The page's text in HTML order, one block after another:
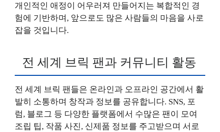
개인적인 애정이 어우러져 만들어지는 복합적인 경
험에 기반하며, 앞으로도 많은 사람들의 마음을 사로
잡을 것입니다.
전 세계 브릭 팬과 커뮤니티 활동
전 세계 브릭 팬들은 온라인과 오프라인 공간에서 활
발히 소통하며 창작과 정보를 공유합니다. SNS, 포
럼, 블로그 등 다양한 플랫폼에서 수많은 팬이 모여
조립 팁, 작품 사진, 신제품 정보를 주고받으며 서로